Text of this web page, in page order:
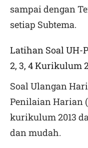
sampai dengan
setiap Subtema.
Latihan Soal UH-
2, 3, 4 Kurikulum
Soal Ulangan
Penilaian Harian
kurikulum 2013
dan mudah.